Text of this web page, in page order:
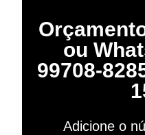
ou
99708-
Adicione o